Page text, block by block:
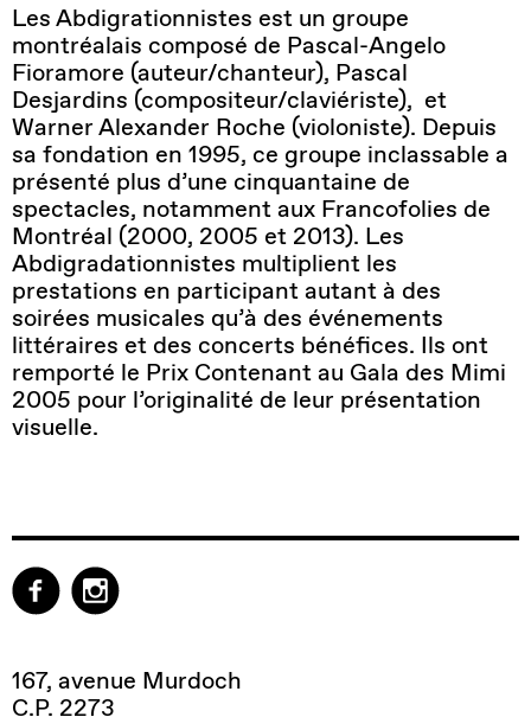
Les Abdigrationnistes est un groupe
montréalais composé de Pascal-Angelo
Fioramore (auteur/chanteur), Pascal
Desjardins (compositeur/claviériste), et
Warner Alexander Roche (violoniste). Depuis
sa fondation en 1995, ce groupe inclassable a
présenté plus d’une cinquantaine de
spectacles, notamment aux Francofolies de
Montréal (2000, 2005 et 2013). Les
Abdigradationnistes multiplient les
prestations en participant autant à des
soirées musicales qu’à des événements
littéraires et des concerts bénéfices. Ils ont
remporté le Prix Contenant au Gala des Mimi
2005 pour l’originalité de leur présentation
visuelle.
167, avenue Murdoch
C.P. 2273